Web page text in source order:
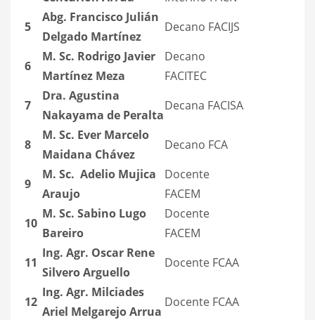
5
Abg. Francisco Julián
Delgado Martínez
Decano FACIJS
6
M. Sc. Rodrigo Javier
Martínez Meza
Decano
FACITEC
7
Dra. Agustina
Nakayama de Peralta
Decana FACISA
8
M. Sc. Ever Marcelo
Maidana Chávez
Decano FCA
9
M. Sc. Adelio Mujica
Araujo
Docente
FACEM
10
M. Sc. Sabino Lugo
Bareiro
Docente
FACEM
11
Ing. Agr. Oscar Rene
SilveroArguello
Docente FCAA
12
Ing. Agr. Milciades
Ariel Melgarejo Arrua
Docente FCAA